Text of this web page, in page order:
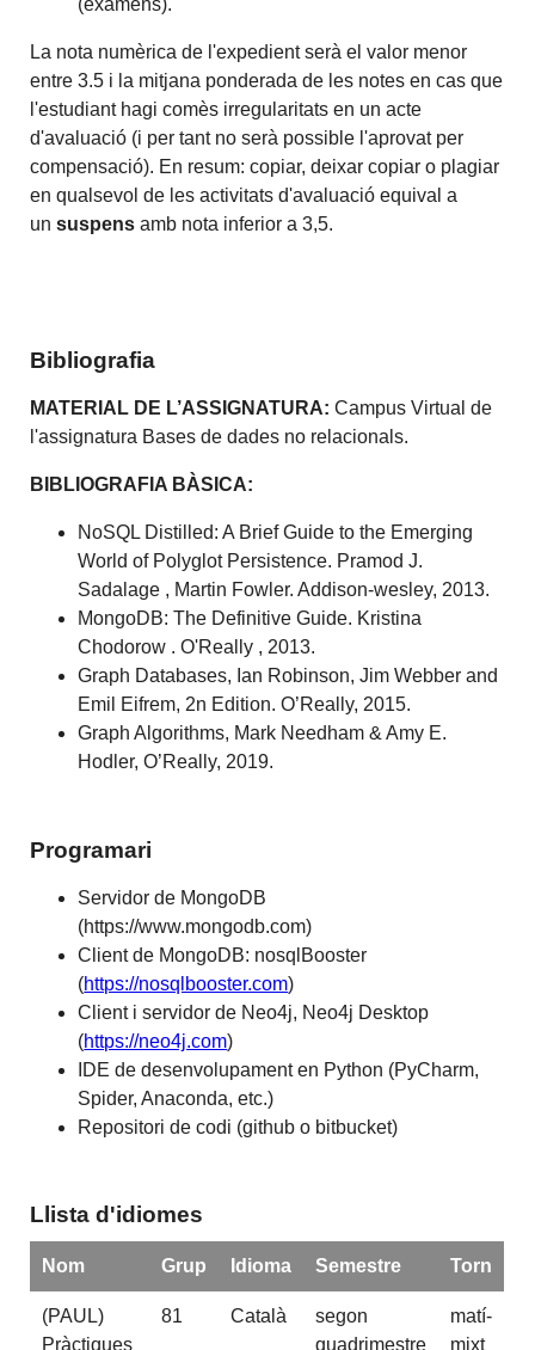
(exàmens).
La nota numèrica de l'expedient serà el valor menor
entre 3.5 i la mitjana ponderada de les notes en cas que
l'estudiant hagi comès irregularitats en un acte
d'avaluació (i per tant no serà possible l'aprovat per
compensació). En resum: copiar, deixar copiar o plagiar
en qualsevol de les activitats d'avaluació equival a
unsuspens amb nota inferior a 3,5.
Bibliografia
MATERIAL DE L’ASSIGNATURA:Campus Virtual de
l'assignatura Bases de dades no relacionals.
BIBLIOGRAFIA BÀSICA:
NoSQL Distilled: A Brief Guide to the Emerging
World of Polyglot Persistence. Pramod J.
Sadalage , Martin Fowler. Addison-wesley, 2013.
MongoDB: The Definitive Guide. Kristina
Chodorow . O'Really , 2013.
Graph Databases, Ian Robinson, Jim Webber and
Emil Eifrem, 2n Edition. O’Really, 2015.
Graph Algorithms, Mark Needham & Amy E.
Hodler, O’Really, 2019.
Programari
Servidor de MongoDB
(https://www.mongodb.com)
Client de MongoDB: nosqlBooster
(https://nosqlbooster.com)
Client i servidor de Neo4j, Neo4j Desktop
(https://neo4j.com)
IDE de desenvolupament en Python (PyCharm,
Spider, Anaconda, etc.)
Repositori de codi (github o bitbucket)
Llista d'idiomes
Nom Grup Idioma Semestre Torn
(PAUL)
Pràctiques
81 Català
segon
quadrimestre
matí-
mixt